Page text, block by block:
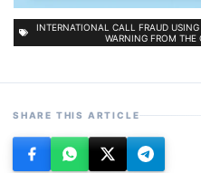
INTERNATIONAL CALL FRAUD
WARNING FROM THE
SHARE THIS ARTICLE